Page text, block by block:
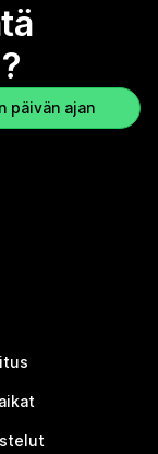
päivän ajan